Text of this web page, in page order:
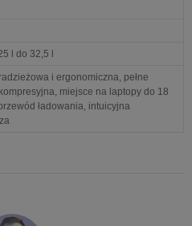
l do 32,5 l
i ergonomiczna, pełne
miejsce na laptopy do 18
ładowania, intuicyjna